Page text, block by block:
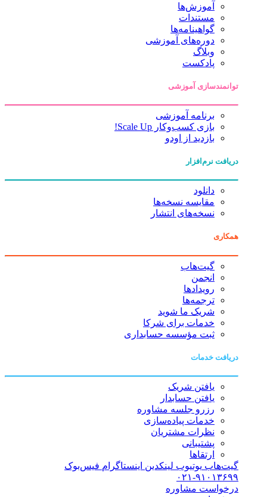
آموزش‌ها
مستندات
گواهینامه‌ها
دوره‌های آموزشی
وبلاگ
پادکست
توانمندسازی آموزشی
برنامه آموزشی
بازی کسب‌وکار Scale Up!
بازدید از اودو
دریافت نرم‌افزار
دانلود
مقایسه نسخه‌ها
نسخه‌های انتشار
همکاری
گیت‌هاب
انجمن
رویدادها
ترجمه‌ها
شریک ما شوید
خدمات برای شرکا
ثبت مؤسسه حسابداری
دریافت خدمات
یافتن شریک
یافتن حسابدار
رزرو جلسه مشاوره
خدمات پیاده‌سازی
نظرات مشتریان
پشتیبانی
ارتقاها
گیت‌هاب یوتیوب لینکدین اینستاگرام فیس‌بوک
۰۲۱-۹۱۰۱۳۶۹۹
درخواست مشاوره